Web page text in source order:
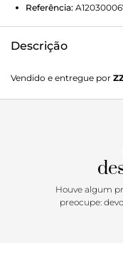
Referência:
Descrição
bloco e formato
recorte lateral na
marcada no contorno
Vendido e entregue por
Houve algum
preocupe: